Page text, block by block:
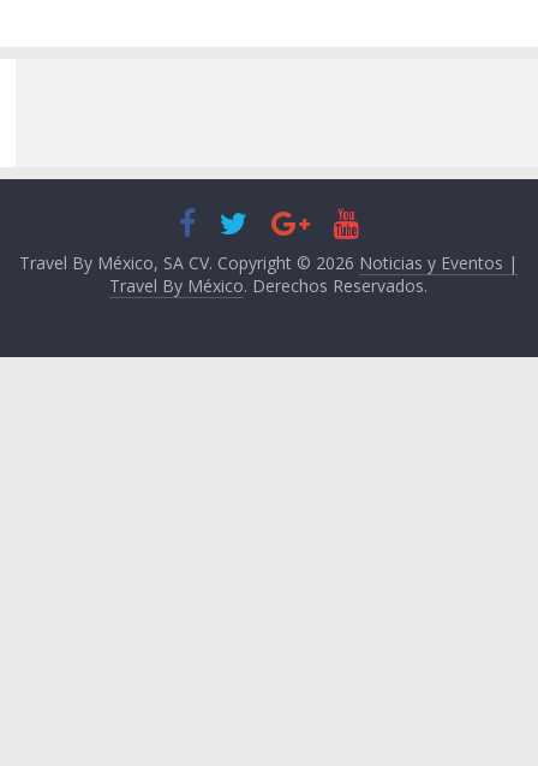
Travel By México, SA CV. Copyright © 2026 Noticias y Eventos |
Travel By México. Derechos Reservados.